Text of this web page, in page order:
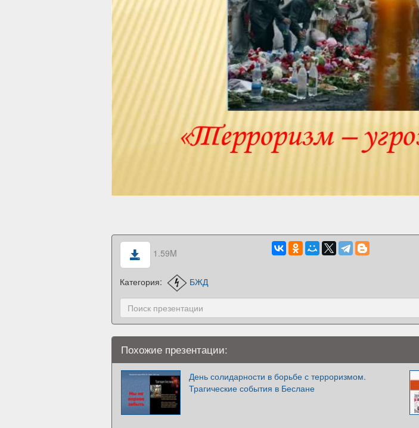
1.59M
Категория: БЖД
Похожие презентации:
День солидарности в борьбе с терроризмом.
Трагические события в Беслане